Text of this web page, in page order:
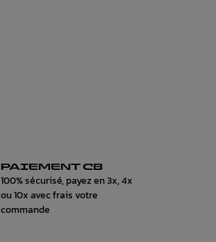
PAIEMENT CB
100% sécurisé, payez en 3x, 4x
ou 10x avec frais votre
commande